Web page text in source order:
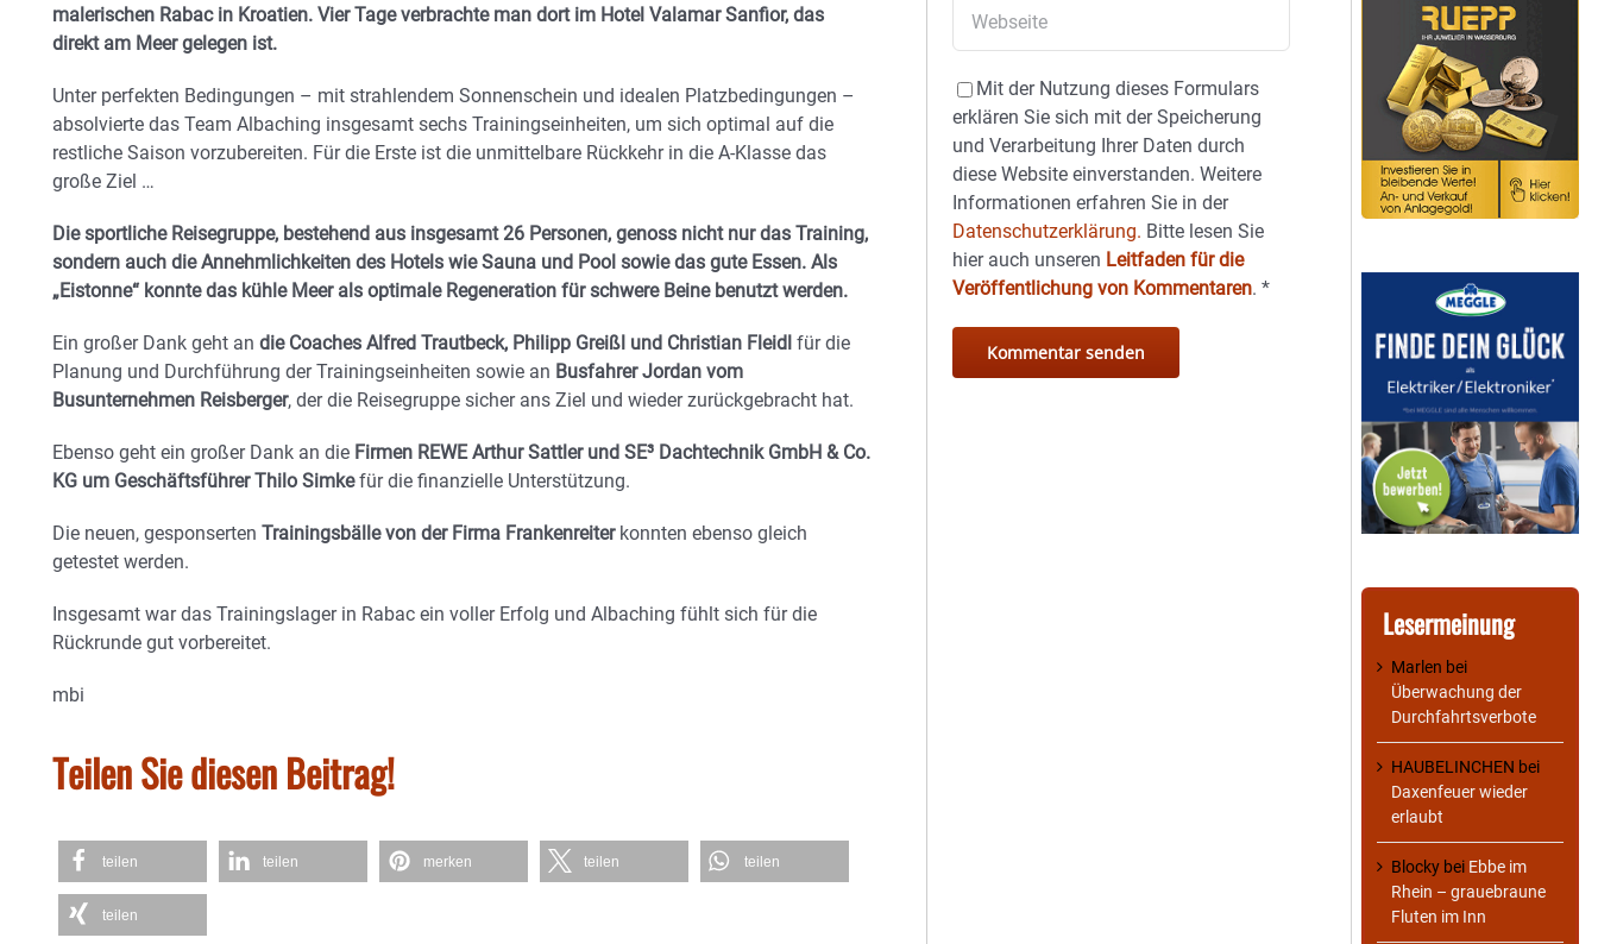
malerischen Rabac in Kroatien. Vier Tage verbrachte man dort im Hotel Valamar Sanfior, das
direkt am Meer gelegen ist.
Unter perfekten Bedingungen – mit strahlendem Sonnenschein und idealen Platzbedingungen –
absolvierte das Team Albaching insgesamt sechs Trainingseinheiten, um sich optimal auf die
restliche Saison vorzubereiten. Für die Erste ist die unmittelbare Rückkehr in die A-Klasse das
große Ziel …
Die sportliche Reisegruppe, bestehend aus insgesamt 26 Personen, genoss nicht nur das Training,
sondern auch die Annehmlichkeiten des Hotels wie Sauna und Pool sowie das gute Essen. Als
„Eistonne“ konnte das kühle Meer als optimale Regeneration für schwere Beine benutzt werden.
Ein großer Dank geht an die Coaches Alfred Trautbeck, Philipp Greißl und Christian Fleidl für die
Planung und Durchführung der Trainingseinheiten sowie an Busfahrer Jordan vom
Busunternehmen Reisberger, der die Reisegruppe sicher ans Ziel und wieder zurückgebracht hat.
Ebenso geht ein großer Dank an die Firmen REWE Arthur Sattler und SE³ Dachtechnik GmbH & Co.
KG um Geschäftsführer Thilo Simkefür die finanzielle Unterstützung.
Die neuen, gesponserten Trainingsbälle von der Firma Frankenreiterkonnten ebenso gleich
getestet werden.
Insgesamt war das Trainingslager in Rabac ein voller Erfolg und Albaching fühlt sich für die
Rückrunde gut vorbereitet.
mbi
Teilen Sie diesen Beitrag!
teilen teilen merken teilen teilen
teilen
Mit der Nutzung dieses Formulars
erklären Sie sich mit der Speicherung
und Verarbeitung Ihrer Daten durch
diese Website einverstanden. Weitere
Informationen erfahren Sie in der
Datenschutzerklärung. Bitte lesen Sie
hier auch unseren Leitfaden für die
Veröffentlichung von Kommentaren.*
Lesermeinung
Marlen bei
Überwachung der
Durchfahrtsverbote
HAUBELINCHEN bei
Daxenfeuer wieder
erlaubt
Blocky bei Ebbe im
Rhein – grauebraune
Fluten im Inn